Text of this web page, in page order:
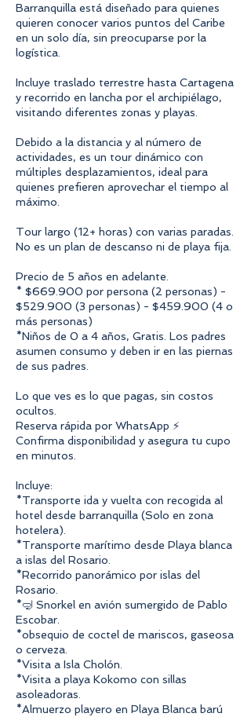
Barranquilla está diseñado para quienes
quieren conocer varios puntos del Caribe
en un solo día, sin preocuparse por la
logística.
Incluye traslado terrestre hasta Cartagena
y recorrido en lancha por el archipiélago,
visitando diferentes zonas y playas.
Debido a la distancia y al número de
actividades, es un tour dinámico con
múltiples desplazamientos, ideal para
quienes prefieren aprovechar el tiempo al
máximo.
Tour largo (12+ horas) con varias paradas.
No es un plan de descanso ni de playa fija.
Precio de 5 años en adelante.
* $669.900 por persona (2 personas) -
$529.900 (3 personas) - $459.900 (4 o
más personas)
*Niños de 0 a 4 años, Gratis. Los padres
asumen consumo y deben ir en las piernas
de sus padres.
Lo que ves es lo que pagas, sin costos
ocultos.
Reserva rápida por WhatsApp ⚡
Confirma disponibilidad y asegura tu cupo
en minutos.
Incluye:
*Transporte ida y vuelta con recogida al
hotel desde barranquilla (Solo en zona
hotelera).
*Transporte marítimo desde Playa blanca
a islas del Rosario.
*Recorrido panorámico por islas del
Rosario.
*🤿 Snorkel en avión sumergido de Pablo
Escobar.
*obsequio de coctel de mariscos, gaseosa
o cerveza.
*Visita a Isla Cholón.
*Visita a playa Kokomo con sillas
asoleadoras.
*Almuerzo playero en Playa Blanca barú